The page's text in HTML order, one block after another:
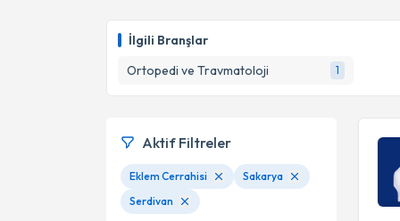
İlgili Branşlar
Ortopedi ve Travmatoloji
1
Aktif Filtreler
Eklem Cerrahisi
Sakarya
Serdivan